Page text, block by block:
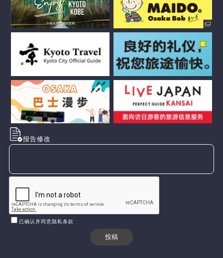
报告修改
已确认并同意隐私条款